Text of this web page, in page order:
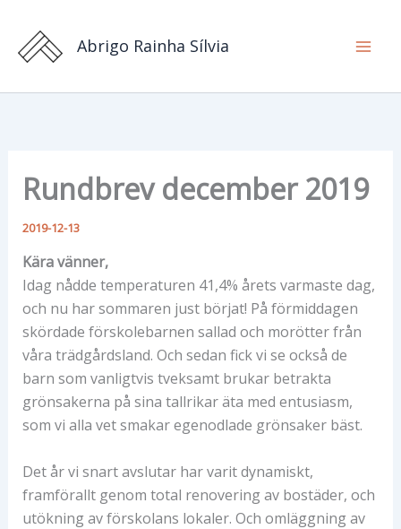
innehåll
Abrigo Rainha Sílvia
Rundbrev december 2019
2019-12-13
Kära vänner,
Idag nådde temperaturen 41,4% årets varmaste dag,
och nu har sommaren just börjat! På förmiddagen
skördade förskolebarnen sallad och morötter från
våra trädgårdsland. Och sedan fick vi se också de
barn som vanligtvis tveksamt brukar betrakta
grönsakerna på sina tallrikar äta med entusiasm,
som vi alla vet smakar egenodlade grönsaker bäst.
Det år vi snart avslutar har varit dynamiskt,
framförallt genom total renovering av bostäder, och
utökning av förskolans lokaler. Och omläggning av